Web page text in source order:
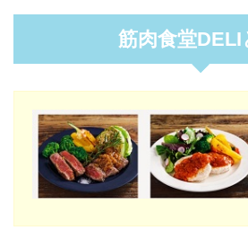
筋肉食堂DELI